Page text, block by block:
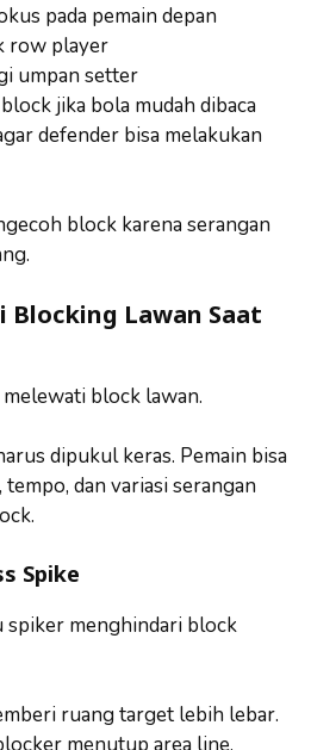
pada pemain depan
row player
umpan setter
jika bola mudah dibaca
defender bisa melakukan
block karena serangan
Blocking Lawan Saat
block lawan.
dipukul keras. Pemain bisa
dan variasi serangan
Spike
spiker menghindari block
ruang target lebih lebar.